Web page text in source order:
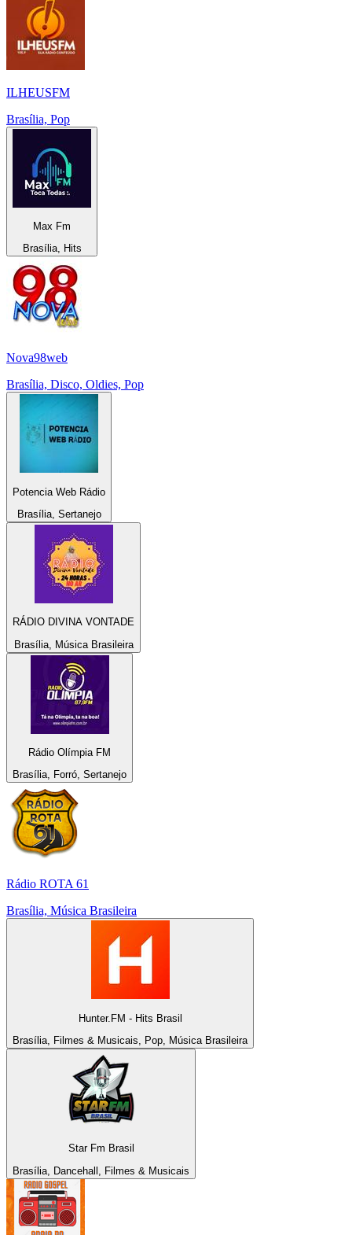
ILHEUSFM
Brasília, Pop
Max Fm
Brasília, Hits
Nova98web
Brasília, Disco, Oldies, Pop
Potencia Web Rádio
Brasília, Sertanejo
RÁDIO DIVINA VONTADE
Brasília, Música Brasileira
Rádio Olímpia FM
Brasília, Forró, Sertanejo
Rádio ROTA 61
Brasília, Música Brasileira
Hunter.FM - Hits Brasil
Brasília, Filmes & Musicais, Pop, Música Brasileira
Star Fm Brasil
Brasília, Dancehall, Filmes & Musicais